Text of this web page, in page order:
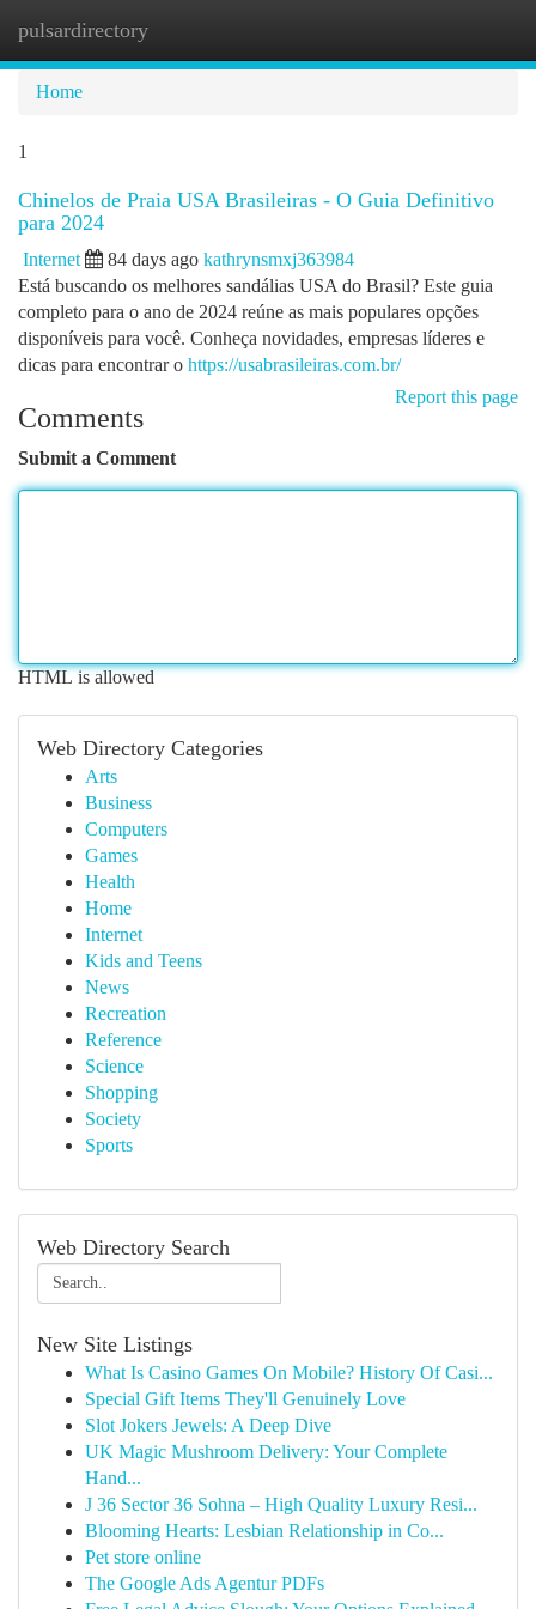
pulsardirectory
Home
1
Chinelos de Praia USA Brasileiras - O Guia Definitivo
para 2024
Internet 84 days ago kathrynsmxj363984
Está buscando os melhores sandálias USA do Brasil? Este guia
completo para o ano de 2024 reúne as mais populares opções
disponíveis para você. Conheça novidades, empresas líderes e
dicas para encontrar o https://usabrasileiras.com.br/
Report this page
Comments
Submit a Comment
HTML is allowed
Web Directory Categories
Arts
Business
Computers
Games
Health
Home
Internet
Kids and Teens
News
Recreation
Reference
Science
Shopping
Society
Sports
Web Directory Search
New Site Listings
What Is Casino Games On Mobile? History Of Casi...
Special Gift Items They'll Genuinely Love
Slot Jokers Jewels: A Deep Dive
UK Magic Mushroom Delivery: Your Complete
Hand...
J 36 Sector 36 Sohna – High Quality Luxury Resi...
Blooming Hearts: Lesbian Relationship in Co...
Pet store online
The Google Ads Agentur PDFs